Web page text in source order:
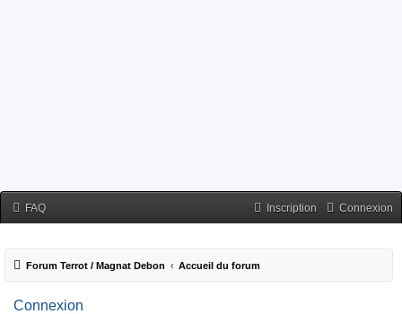
FAQ Connexion
Inscription
Forum Terrot / Magnat Debon Accueil du forum
Connexion